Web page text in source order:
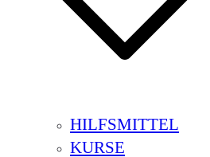
HILFSMITTEL
KURSE